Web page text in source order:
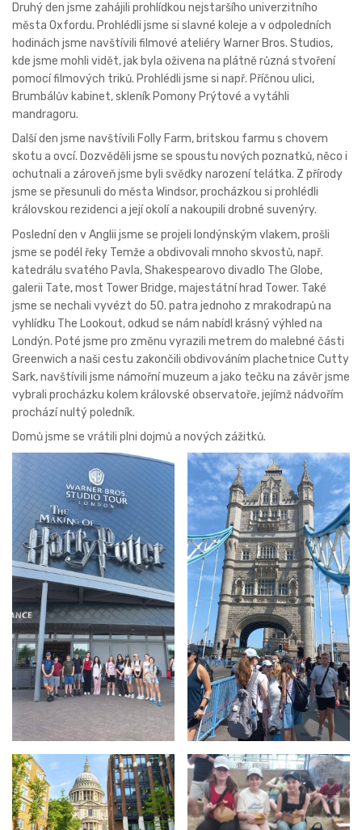
Druhý den jsme zahájili prohlídkou nejstaršího univerzitního
města Oxfordu. Prohlédli jsme si slavné koleje a v odpoledních
hodinách jsme navštívili filmové ateliéry Warner Bros. Studios,
kde jsme mohli vidět, jak byla oživena na plátně různá stvoření
pomocí filmových triků. Prohlédli jsme si např. Příčnou ulici,
Brumbálův kabinet, skleník Pomony Prýtové a vytáhli
mandragoru.
Další den jsme navštívili Folly Farm, britskou farmu s chovem
skotu a ovcí. Dozvěděli jsme se spoustu nových poznatků, něco i
ochutnali a zároveň jsme byli svědky narození telátka. Z přírody
jsme se přesunuli do města Windsor, procházkou si prohlédli
královskou rezidenci a její okolí a nakoupili drobné suvenýry.
Poslední den v Anglii jsme se projeli londýnským vlakem, prošli
jsme se podél řeky Temže a obdivovali mnoho skvostů, např.
katedrálu svatého Pavla, Shakespearovo divadlo The Globe,
galerii Tate, most Tower Bridge, majestátní hrad Tower. Také
jsme se nechali vyvézt do 50. patra jednoho z mrakodrapů na
vyhlídku The Lookout, odkud se nám nabídl krásný výhled na
Londýn. Poté jsme pro změnu vyrazili metrem do malebné části
Greenwich a naši cestu zakončili obdivováním plachetnice Cutty
Sark, navštívili jsme námořní muzeum a jako tečku na závěr jsme
vybrali procházku kolem královské observatoře, jejímž nádvořím
prochází nultý poledník.
Domů jsme se vrátili plni dojmů a nových zážitků.